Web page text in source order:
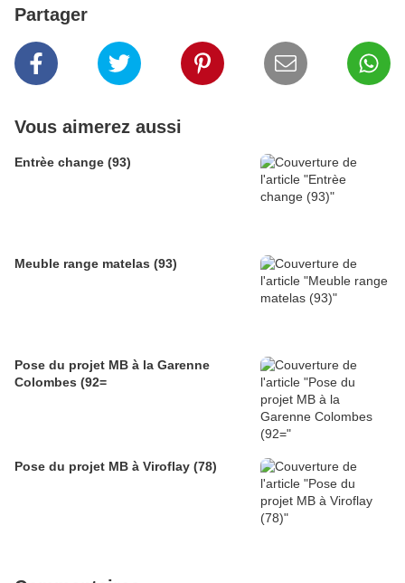
Partager
Vous aimerez aussi
Entrèe change (93)
Meuble range matelas (93)
Pose du projet MB à la Garenne
Colombes (92=
Pose du projet MB à Viroflay (78)